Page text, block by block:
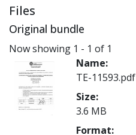
Files
Original bundle
Now showing 1 - 1 of 1
Name:
TE-11593.pdf
Size:
3.6 MB
Format: